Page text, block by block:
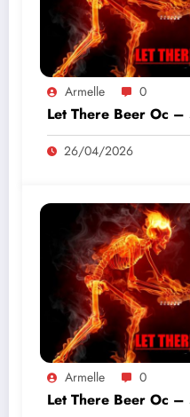
Armelle 0
Let There Beer Oc
26/04/2026
Armelle 0
Let There Beer Oc